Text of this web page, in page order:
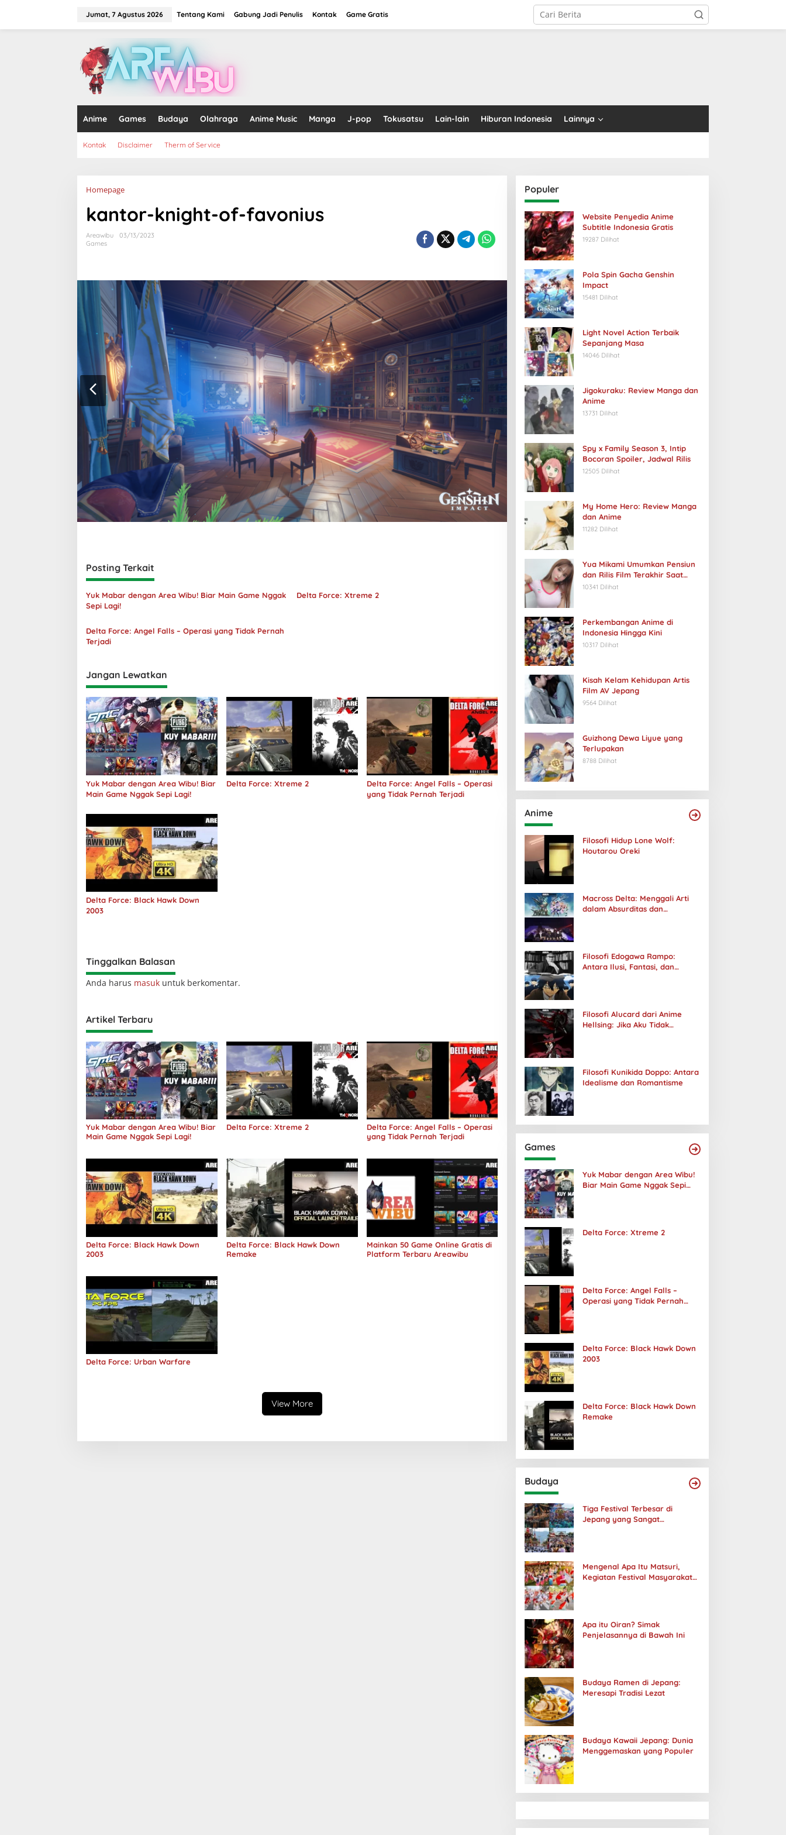
Jumat, 7 Agustus 2026 Tentang Kami Gabung Jadi Penulis Kontak Game Gratis
Anime Games Budaya Olahraga Anime Music Manga J-pop Tokusatsu Lain-lain Hiburan Indonesia Lainnya
Kontak Disclaimer Therm of Service
HomepageLampiran
kantor-knight-of-favonius
Areawibu
03/13/2023
Games
Posting Terkait
Yuk Mabar dengan Area Wibu! Biar Main Game Nggak
Sepi Lagi!
Delta Force: Xtreme 2
Delta Force: Angel Falls – Operasi yang Tidak Pernah
Terjadi
Jangan Lewatkan
Yuk Mabar dengan Area Wibu! Biar
Main Game Nggak Sepi Lagi!
Delta Force: Xtreme 2
Delta Force: Angel Falls – Operasi
yang Tidak Pernah Terjadi
Delta Force: Black Hawk Down
2003
Tinggalkan Balasan
Anda harus masuk untuk berkomentar.
Artikel Terbaru
Yuk Mabar dengan Area Wibu! Biar
Main Game Nggak Sepi Lagi!
Delta Force: Xtreme 2
Delta Force: Angel Falls – Operasi
yang Tidak Pernah Terjadi
Delta Force: Black Hawk Down
2003
Delta Force: Black Hawk Down
Remake
Mainkan 50 Game Online Gratis di
Platform Terbaru Areawibu
Delta Force: Urban Warfare
View More
Populer
Website Penyedia Anime
Subtitle Indonesia Gratis
19287 Dilihat
Pola Spin Gacha Genshin
Impact
15481 Dilihat
Light Novel Action Terbaik
Sepanjang Masa
14046 Dilihat
Jigokuraku: Review Manga dan
Anime
13731 Dilihat
Spy x Family Season 3, Intip
Bocoran Spoiler, Jadwal Rilis
12505 Dilihat
My Home Hero: Review Manga
dan Anime
11282 Dilihat
Yua Mikami Umumkan Pensiun
dan Rilis Film Terakhir Saat
Ulang Tahun
10341 Dilihat
Perkembangan Anime di
Indonesia Hingga Kini
10317 Dilihat
Kisah Kelam Kehidupan Artis
Film AV Jepang
9564 Dilihat
Guizhong Dewa Liyue yang
Terlupakan
8788 Dilihat
Anime
Filosofi Hidup Lone Wolf:
Houtarou Oreki
Macross Delta: Menggali Arti
dalam Absurditas dan
Filosofi Edogawa Rampo:
Antara Ilusi, Fantasi, dan
Filosofi Alucard dari Anime
Hellsing: Jika Aku Tidak
Filosofi Kunikida Doppo: Antara
Idealisme dan Romantisme
Games
Yuk Mabar dengan Area Wibu!
Biar Main Game Nggak Sepi
Delta Force: Xtreme 2
Delta Force: Angel Falls –
Operasi yang Tidak Pernah
Delta Force: Black Hawk Down
2003
Delta Force: Black Hawk Down
Remake
Budaya
Tiga Festival Terbesar di
Jepang yang Sangat
Mengenal Apa Itu Matsuri,
Kegiatan Festival Masyarakat
Apa itu Oiran? Simak
Penjelasannya di Bawah Ini
Budaya Ramen di Jepang:
Meresapi Tradisi Lezat
Budaya Kawaii Jepang: Dunia
Menggemaskan yang Populer